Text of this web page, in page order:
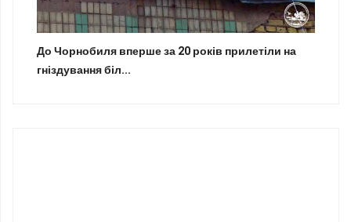
До Чорнобиля вперше за 20 років прилетіли на
гніздування біл...